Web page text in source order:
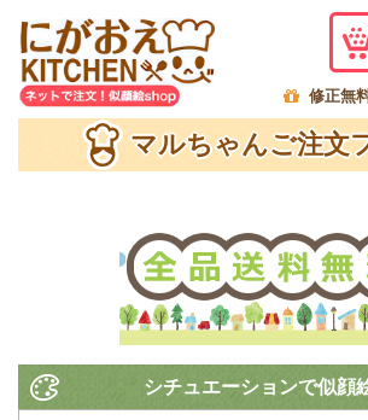
修正無
マルちゃんご注文
シチュエーションで似顔